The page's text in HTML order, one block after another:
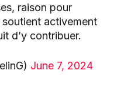
raison pour
activement
d’y contribuer.
June 7, 2024